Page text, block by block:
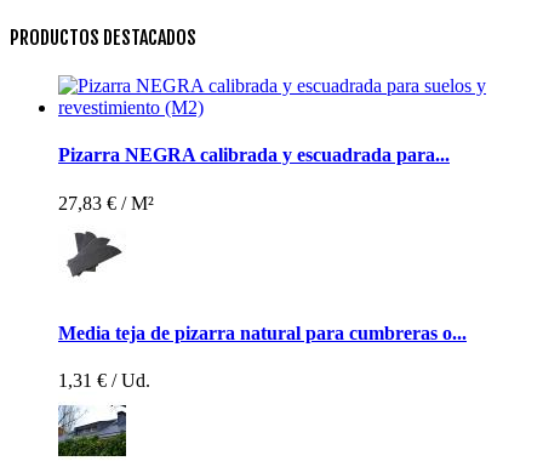
PRODUCTOS DESTACADOS
Pizarra NEGRA calibrada y escuadrada para...
27,83 € / M²
Media teja de pizarra natural para cumbreras o...
1,31 € / Ud.